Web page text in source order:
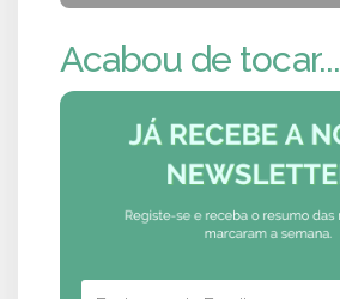
Acabou de tocar...